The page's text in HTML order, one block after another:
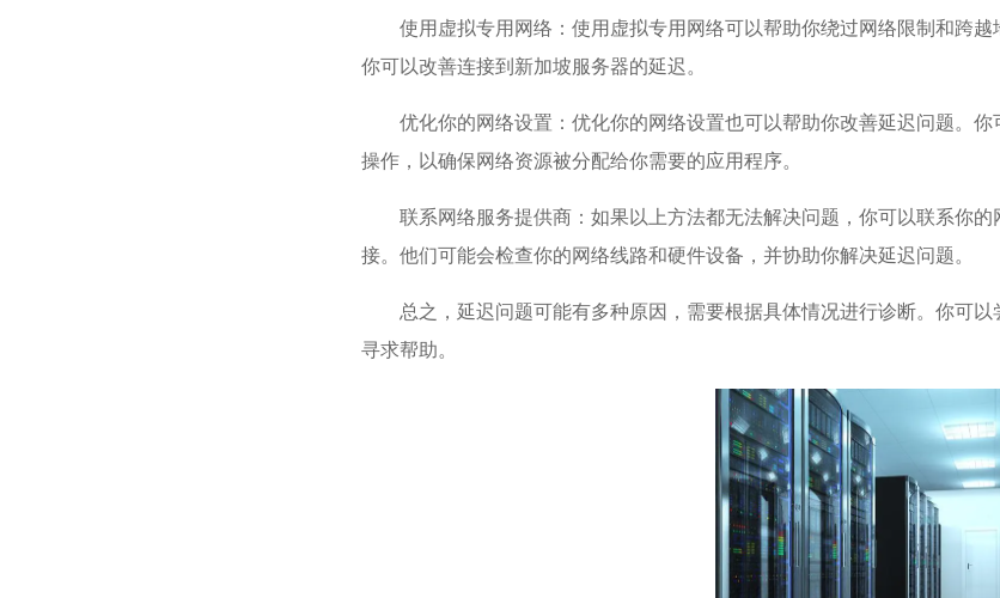
使用虚拟专用网络：使用虚拟专用网络可以帮助你绕过网络限制和跨
你可以改善连接到新加坡服务器的延迟。
优化你的网络设置：优化你的网络设置也可以帮助你改善延迟问题。
操作，以确保网络资源被分配给你需要的应用程序。
联系网络服务提供商：如果以上方法都无法解决问题，你可以联系你
接。他们可能会检查你的网络线路和硬件设备，并协助你解决延迟问题。
总之，延迟问题可能有多种原因，需要根据具体情况进行诊断。你可
寻求帮助。